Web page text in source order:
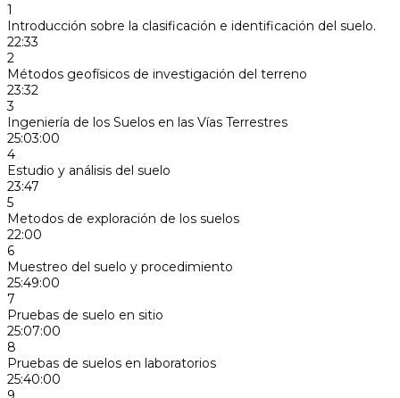
1
Introducción sobre la clasificación e identificación del suelo.
22:33
2
Métodos geofísicos de investigación del terreno
23:32
3
Ingeniería de los Suelos en las Vías Terrestres
25:03:00
4
Estudio y análisis del suelo
23:47
5
Metodos de exploración de los suelos
22:00
6
Muestreo del suelo y procedimiento
25:49:00
7
Pruebas de suelo en sitio
25:07:00
8
Pruebas de suelos en laboratorios
25:40:00